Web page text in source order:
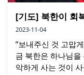
[기도] 북한이 회
2023-11-04
“보내주신 것 고맙
금 북한은 하나님
악하게 사는 것이